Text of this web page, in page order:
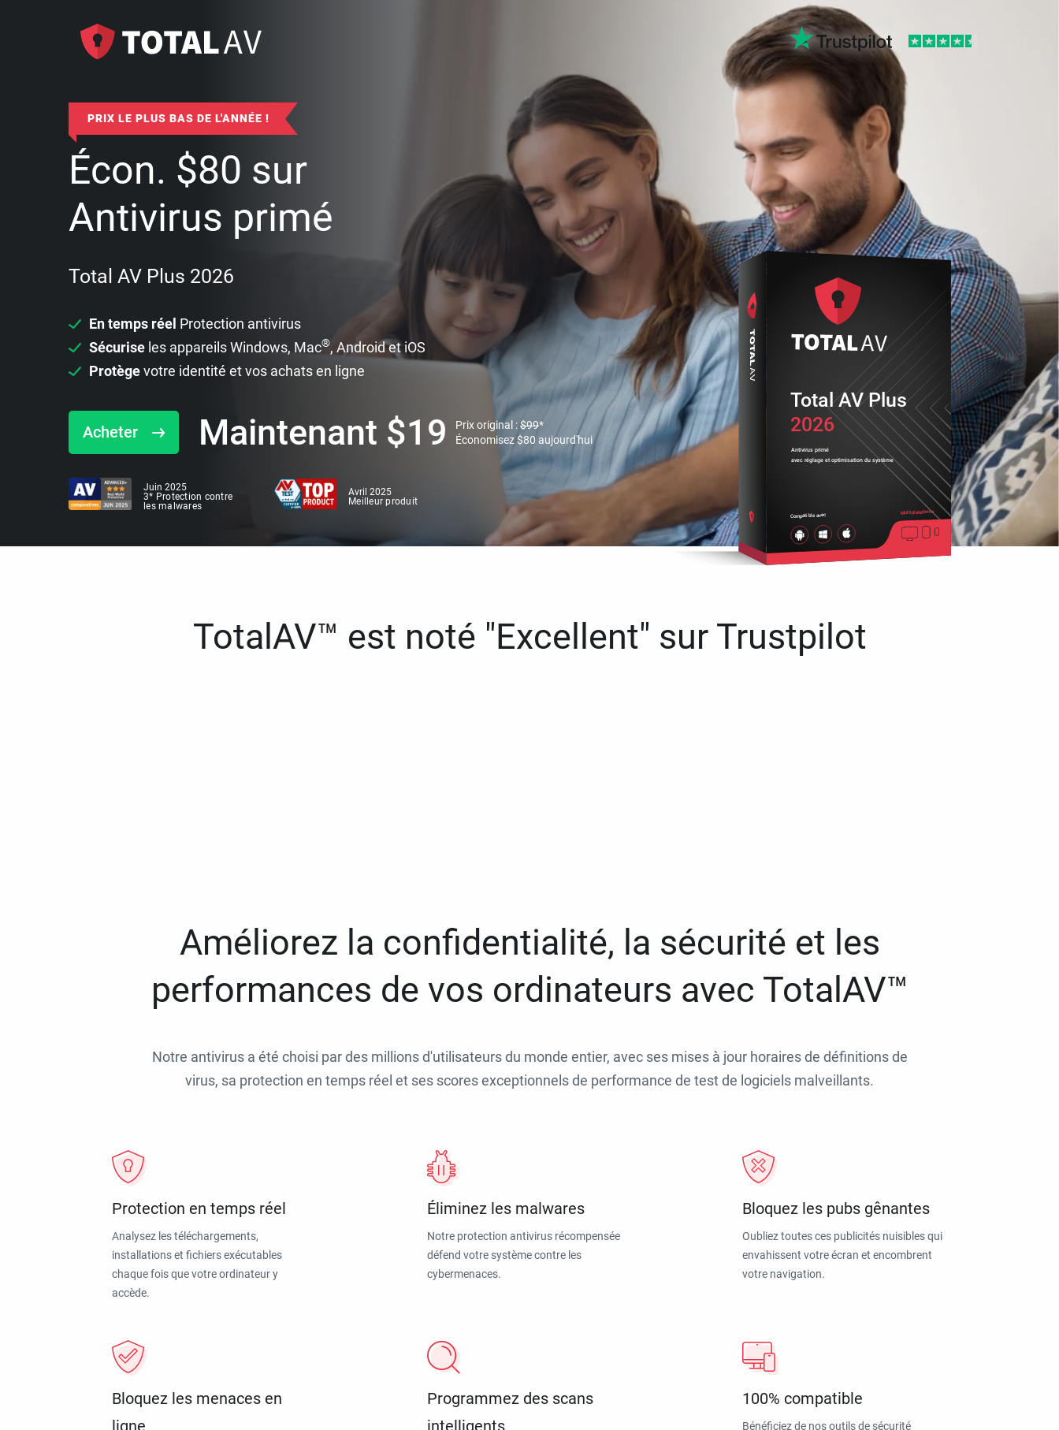
PRIX LE PLUS BAS DE L'ANNÉE !
Écon. $80 sur
Antivirus primé
Total AV Plus 2026
En temps réel Protection antivirus
Sécurise les appareils Windows, Mac®, Android et iOS
Protègevotre identité et vos achats en ligne
Acheter Maintenant $19 Prix original :$99*
Économisez$80 aujourd'hui
Juin 2025
3* Protection contre
les malwares
Avril 2025
Meilleur produit
2026
Antivirus primé
avec réglage et optimisation du système
Compatible avec Multiplateforme
Total AV Plus
TotalAV™ est noté "Excellent" sur Trustpilot
Améliorez la confidentialité, la sécurité et les
performances de vos ordinateurs avec TotalAV™
Notre antivirus a été choisi par des millions d'utilisateurs du monde entier, avec ses mises à jour horaires de définitions de
virus, sa protection en temps réel et ses scores exceptionnels de performance de test de logiciels malveillants.
Protection en temps réel
Analysez les téléchargements,
installations et fichiers exécutables
chaque fois que votre ordinateur y
accède.
Éliminez les malwares
Notre protection antivirus récompensée
défend votre système contre les
cybermenaces.
Bloquez les pubs gênantes
Oubliez toutes ces publicités nuisibles qui
envahissent votre écran et encombrent
votre navigation.
Bloquez les menaces en
ligne
Programmez des scans
intelligents
100% compatible
Bénéficiez de nos outils de sécurité